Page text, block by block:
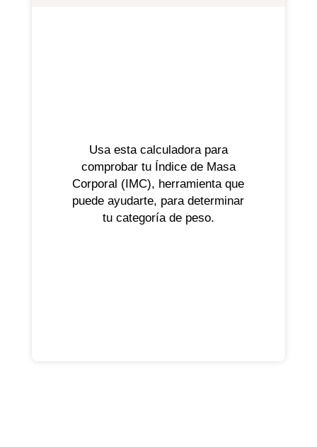
Usa esta calculadora para
comprobar tu Índice de Masa
Corporal (IMC), herramienta que
puede ayudarte, para determinar
tu categoría de peso.